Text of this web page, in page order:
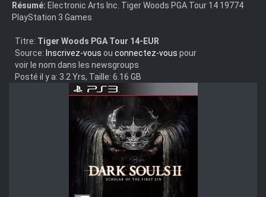
Résumé: Electronic Arts Inc. Tiger Woods PGA Tour 14 19774
PlayStation 3 Games
Titre: Tiger Woods PGA Tour 14-EUR
Source: Inscrivez-vous ou connectez-vous pour
voir le nom dans les newsgroups
Posté il y a: 3.2 Yrs, Taille: 6.16 GB